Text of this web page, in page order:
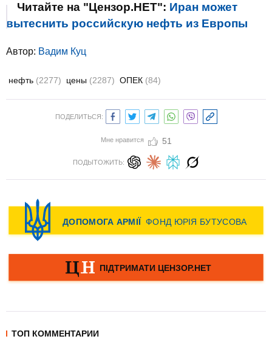
Читайте на "Цензор.НЕТ": Иран может
вытеснить российскую нефть из Европы
Автор: Вадим Куц
нефть (2277) цены (2287) ОПЕК (84)
ПОДЕЛИТЬСЯ:
Мне нравится 51
ПОДЫТОЖИТЬ:
ТОП КОММЕНТАРИИ